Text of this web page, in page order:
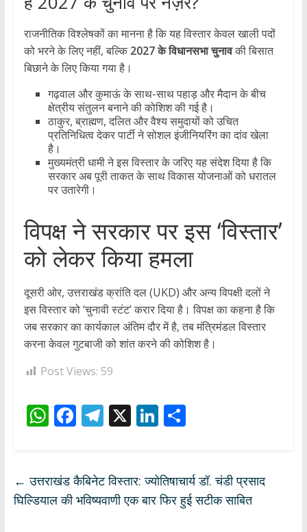
​राजनीतिक विश्लेषकों का मानना है कि यह विस्तार केवल खाली पदों
को भरने के लिए नहीं, बल्कि 2027 के विधानसभा चुनावकी बिसात
बिछाने के लिए किया गया है।
​गढ़वाल और कुमाऊं के साथ-साथ पहाड़ और मैदान के बीच
क्षेत्रीय संतुलन बनाने की कोशिश की गई है।
​ठाकुर, ब्राह्मण, दलित और वैश्य समुदायों को उचित
प्रतिनिधित्व देकर पार्टी ने सोशल इंजीनियरिंग का दांव खेला
है।
​मुख्यमंत्री धामी ने इस विस्तार के जरिए यह संदेश दिया है कि
सरकार अब पूरी ताकत के साथ विकास योजनाओं को धरातल
पर उतारेगी।
​विपक्ष ने सरकार पर इस ‘विस्तार’
को लेकर किया हमला
​दूसरी ओर, उत्तराखंड क्रांति दल (UKD) और अन्य विपक्षी दलों ने
इस विस्तार को ‘चुनावी स्टंट’ करार दिया है। विपक्ष का कहना है कि
जब सरकार का कार्यकाल अंतिम दौर में है, तब मंत्रिमंडल विस्तार
करना केवल गुटबाजी को शांत करने की कोशिश है।
Post Views: 59
W
s
A
F
b
o
T
gr
a
X Li
e
dI
S
e
← उत्तराखंड कैबिनेट विस्तार: ज्योतिषाचार्य डॉ. चंडी प्रसाद
घिल्डियाल की भविष्यवाणी एक बार फिर हुई सटीक साबित